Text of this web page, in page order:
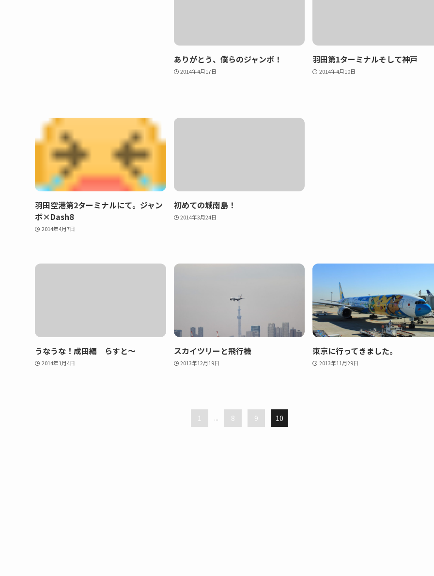
ありがとう、僕らのジャンボ！
2014年4月17日
羽田第1ターミナルそして神戸
2014年4月10日
羽田空港第2ターミナルにて。ジャン
ボ×Dash8
2014年4月7日
初めての城南島！
2014年3月24日
うなうな！成田編 らすと～
2014年1月4日
スカイツリーと飛行機
2013年12月19日
東京に行ってきました。
2013年11月29日
1 ... 8 9 10